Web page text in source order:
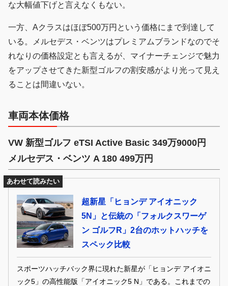
な大幅値下げと言えなくもない。
一方、Aクラスはほぼ500万円という価格にまで到達して
いる。メルセデス・ベンツはプレミアムブランドなのでそ
れなりの価格設定とも言えるが、マイナーチェンジで魅力
をアップさせてきた新型ゴルフの割安感がより光って見え
ることは間違いない。
車両本体価格
VW 新型ゴルフ eTSI Active Basic 349万9000円
メルセデス・ベンツ A 180 499万円
あわせて読みたい
超新星「ヒョンデ アイオニック
5N」と伝統の「フォルクスワーゲ
ン ゴルフR」2台のホットハッチを
スペック比較
スポーツハッチバック界に現れた新星が「ヒョンデ アイオニ
ック5」の高性能版「アイオニック5 N」である。これまでの